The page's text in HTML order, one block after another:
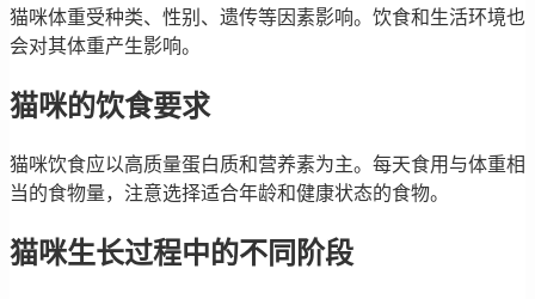
猫咪体重受种类、性别、遗传等因素影响。饮食和生活环境也
会对其体重产生影响。
猫咪的饮食要求
猫咪饮食应以高质量蛋白质和营养素为主。每天食用与体重相
当的食物量，注意选择适合年龄和健康状态的食物。
猫咪生长过程中的不同阶段